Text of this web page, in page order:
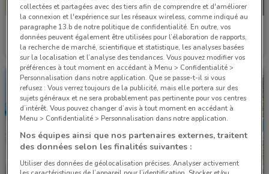
Gifi
Valable jusqu'au 25/12 1.2 km
NOUVEAU
Stokomani
Valable jusqu'au 16/08
-2 JOURS
collectées et partagées avec des tiers afin de comprendre et d'améliorer
la connexion et l'expérience sur les réseaux wireless, comme indiqué au
paragraphe 13.b de notre politique de confidentialité. En outre, vos
données peuvent également être utilisées pour l’élaboration de rapports,
la recherche de marché, scientifique et statistique, les analyses basées
sur la localisation et l’analyse des tendances. Vous pouvez modifier vos
préférences à tout moment en accédant à Menu > Confidentialité >
Personnalisation dans notre application. Que se passe-t-il si vous
refusez : Vous verrez toujours de la publicité, mais elle portera sur des
sujets généraux et ne sera probablement pas pertinente pour vos centres
d’intérêt. Vous pouvez changer d’avis à tout moment en accédant à
Menu > Confidentialité > Personnalisation dans notre application.
Nos équipes ainsi que nos partenaires externes, traitent
des données selon les finalités suivantes :
Utiliser des données de géolocalisation précises. Analyser activement